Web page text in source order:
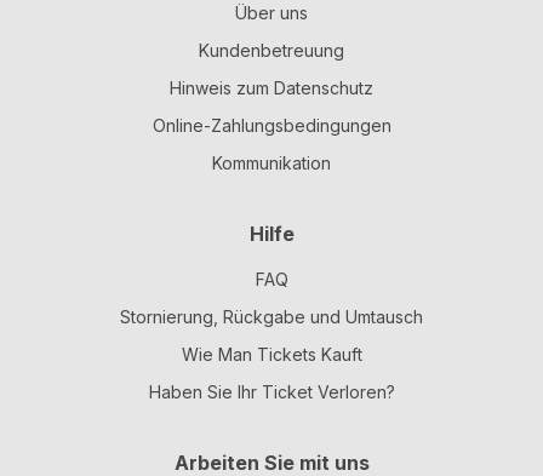
Über uns
Kundenbetreuung
Hinweis zum Datenschutz
Online-Zahlungsbedingungen
Kommunikation
Hilfe
FAQ
Stornierung, Rückgabe und Umtausch
Wie Man Tickets Kauft
Haben Sie Ihr Ticket Verloren?
Arbeiten Sie mit uns